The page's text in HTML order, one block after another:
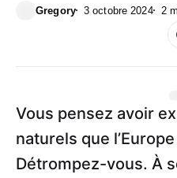
Gregory 3 octobre 2024 2
Vous pensez avoir
naturels que
Détrompez-vous. À